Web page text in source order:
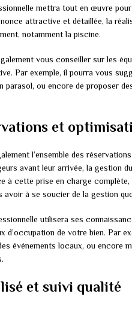
mettra tout en œuvre
attractive et détaillée, la
notamment la piscine.
vous conseiller sur les
Par exemple, il pourra vous
parasol, ou encore de proposer
et
l’ensemble des
avant leur arrivée, la gestion
à cette prise en charge
avoir à se soucier de la gestion
utilisera ses
d’occupation de votre bien. Par
événements locaux, ou encore
et suivi qualité